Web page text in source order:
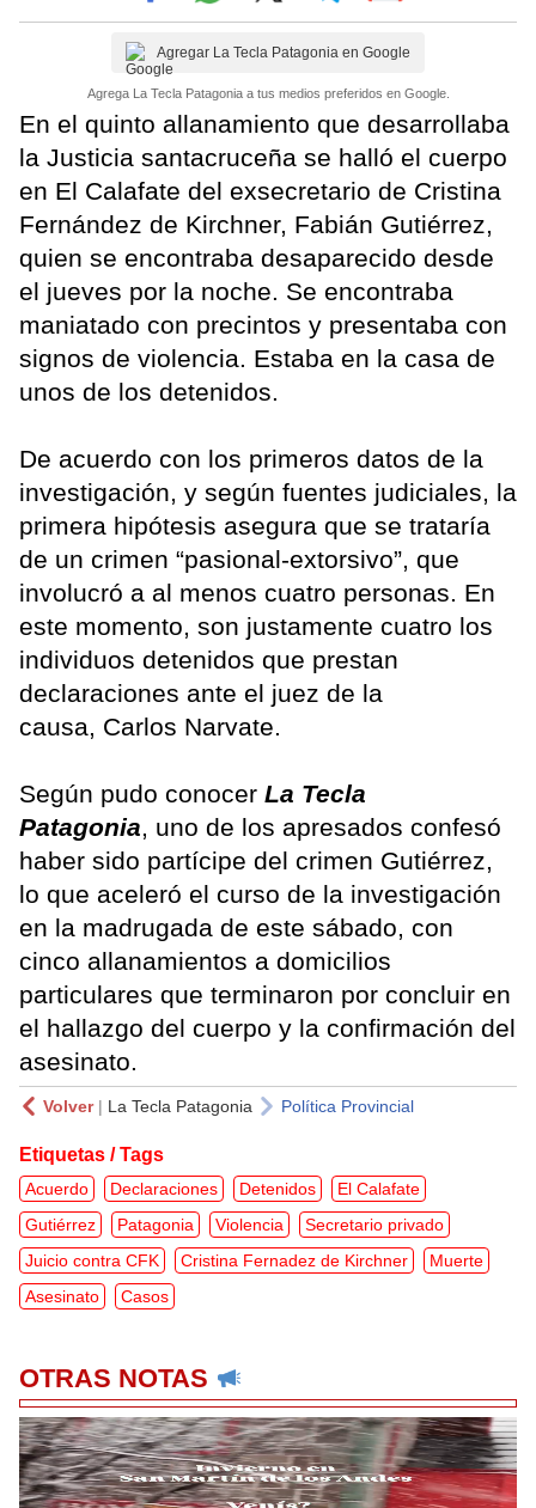
Agregar La Tecla Patagonia en Google
Agrega La Tecla Patagonia a tus medios preferidos en Google.
En el quinto allanamiento que desarrollaba
la Justicia santacruceña se halló el cuerpo
en El Calafate del exsecretario de Cristina
Fernández de Kirchner, Fabián Gutiérrez,
quien se encontraba desaparecido desde
el jueves por la noche. Se encontraba
maniatado con precintos y presentaba con
signos de violencia. Estaba en la casa de
unos de los detenidos.
De acuerdo con los primeros datos de la
investigación, y según fuentes judiciales, la
primera hipótesis asegura que se trataría
de un crimen “pasional-extorsivo”, que
involucró a al menos cuatro personas. En
este momento, son justamente cuatro los
individuos detenidos que prestan
declaraciones ante el juez de la
causa, Carlos Narvate.
Según pudo conocer La Tecla
Patagonia, uno de los apresados confesó
haber sido partícipe del crimen Gutiérrez,
lo que aceleró el curso de la investigación
en la madrugada de este sábado, con
cinco allanamientos a domicilios
particulares que terminaron por concluir en
el hallazgo del cuerpo y la confirmación del
asesinato.
Volver| La Tecla Patagonia Política Provincial
Etiquetas / Tags
Acuerdo Declaraciones Detenidos
El Calafate
Gutiérrez
Patagonia Violencia
Secretario privado
Juicio contra CFK
Cristina Fernadez de Kirchner
Muerte
Asesinato
Casos
OTRAS NOTAS